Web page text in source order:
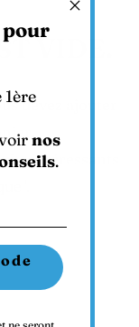
VIDE.
devez ajouter
intéressants
nos
.